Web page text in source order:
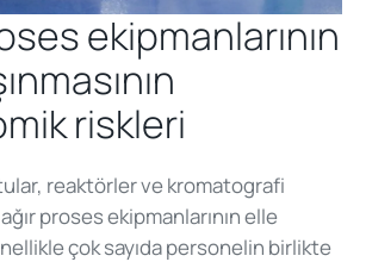
ekipmanlarının
riskleri
reaktörler ve kromatografi
proses ekipmanlarının elle
çok sayıda personelin birlikte